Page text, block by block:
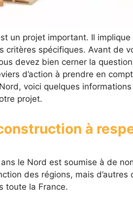
un projet important. Il
critères spécifiques. Avant de
devez bien cerner la
d’action à prendre en
voici quelques
projet.
à
le Nord est soumise à de
des régions, mais d’autres
toute la France.